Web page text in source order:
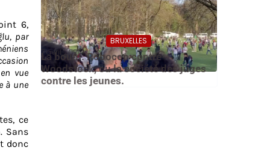
6,
par
vue
à une
ce
Sans
donc
BRUXELLES
7 avril 2021
La boum. Robocop contre
Woodstock, ou la société des juges
contre les jeunes.